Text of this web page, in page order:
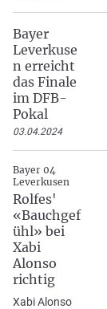
Bayer
Leverkuse
n erreicht
das Finale
im DFB-
Pokal
03.04.2024
Bayer 04
Leverkusen
Rolfes'
«Bauchgef
ühl» bei
Xabi
Alonso
richtig
Xabi Alonso